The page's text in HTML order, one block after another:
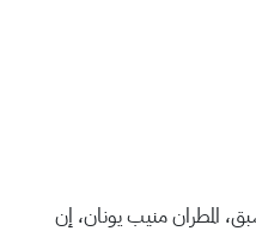
المطران منيب يونان، إن